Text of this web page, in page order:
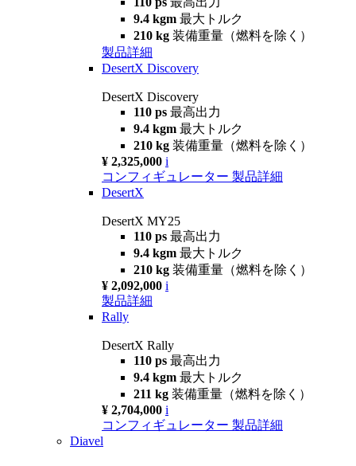
9.4 kgm 最大トルク
210 kg 装備重量（燃料を除く）
製品詳細
DesertX Discovery
DesertX Discovery
110 ps 最高出力
9.4 kgm 最大トルク
210 kg 装備重量（燃料を除く）
¥ 2,325,000 i
コンフィギュレーター 製品詳細
DesertX
DesertX MY25
110 ps 最高出力
9.4 kgm 最大トルク
210 kg 装備重量（燃料を除く）
¥ 2,092,000 i
製品詳細
Rally
DesertX Rally
110 ps 最高出力
9.4 kgm 最大トルク
211 kg 装備重量（燃料を除く）
¥ 2,704,000 i
コンフィギュレーター 製品詳細
Diavel